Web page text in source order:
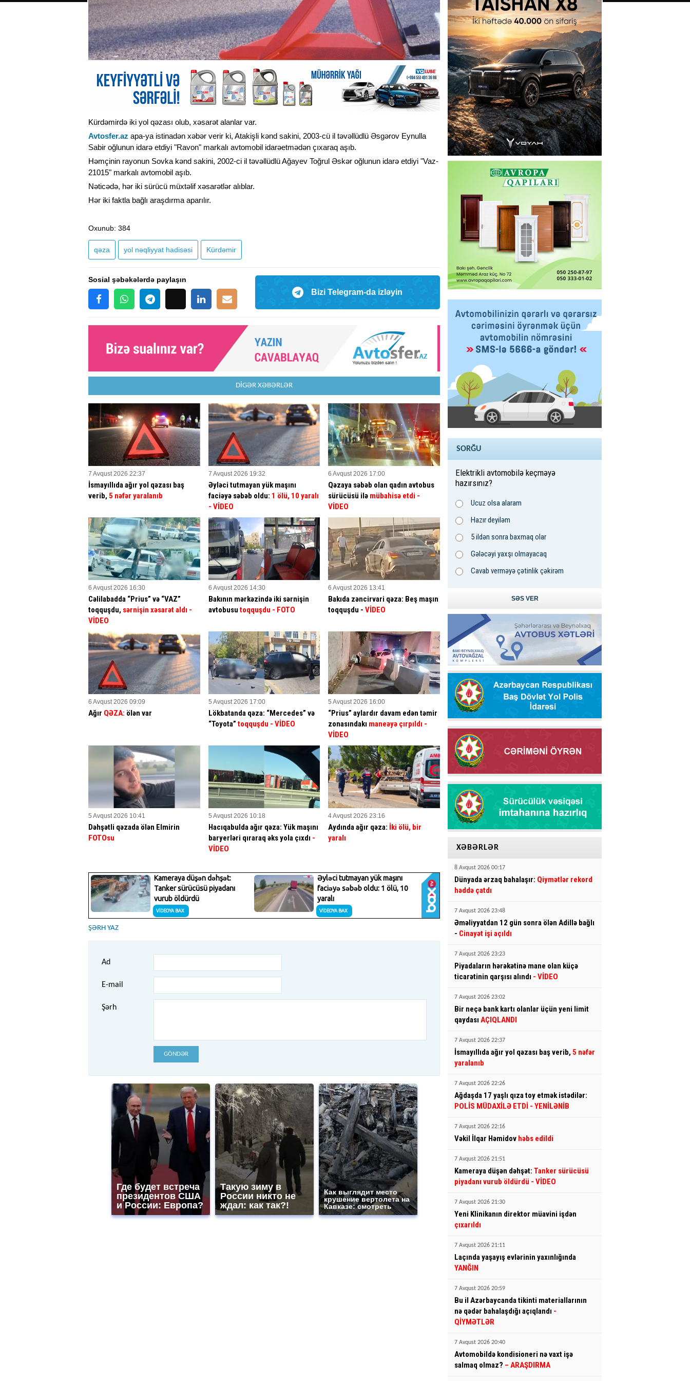
Kürdəmirdə iki yol qəzası olub, xəsarət alanlar var.
Avtosfer.az apa-ya istinadən xəbər verir ki, Atakişli kənd sakini, 2003-cü il təvəllüdlü Əsgərov Eynulla
Sabir oğlunun idarə etdiyi "Ravon" markalı avtomobil idarəetmədən çıxaraq aşıb.
Həmçinin rayonun Sovka kənd sakini, 2002-ci il təvəllüdlü Ağayev Toğrul Əskər oğlunun idarə etdiyi "Vaz-
21015" markalı avtomobil aşıb.
Nəticədə, hər iki sürücü müxtəlif xəsarətlər alıblar.
Hər iki faktla bağlı araşdırma aparılır.
Oxunub: 384
qəza yol nəqliyyat hadisəsi Kürdəmir
Sosial şəbəkələrdə paylaşın
Bizi Telegram-da izləyin
DİGƏR XƏBƏRLƏR
7 Avqust 2026 22:37
İsmayıllıda ağır yol qəzası baş
verib, 5 nəfər yaralanıb
7 Avqust 2026 19:32
Əyləci tutmayan yük maşını
faciəyə səbəb oldu: 1 ölü, 10 yaralı
- VİDEO
6 Avqust 2026 17:00
Qəzaya səbəb olan qadın avtobus
sürücüsü ilə mübahisə etdi -
VİDEO
6 Avqust 2026 16:30
Cəlilabadda “Prius” və “VAZ”
toqquşdu, sərnişin xəsarət aldı -
VİDEO
6 Avqust 2026 14:30
Bakının mərkəzində iki sərnişin
avtobusu toqquşdu - FOTO
6 Avqust 2026 13:41
Bakıda zəncirvari qəza: Beş maşın
toqquşdu -VİDEO
6 Avqust 2026 09:09
Ağır QƏZA: ölən var
5 Avqust 2026 17:00
Lökbatanda qəza: “Mercedes” və
“Toyota” toqquşdu - VİDEO
5 Avqust 2026 16:00
“Prius” aylardır davam edən təmir
zonasındakı maneəyə çırpıldı -
VİDEO
5 Avqust 2026 10:41
Dəhşətli qəzada ölən Elmirin
FOTOsu
5 Avqust 2026 10:18
Hacıqabulda ağır qəza: Yük maşını
baryerləri qıraraq əks yola çıxdı -
VİDEO
4 Avqust 2026 23:16
Aydında ağır qəza: İki ölü, bir
yaralı
ŞƏRH YAZ
Ad
E-mail
Şərh
GÖNDƏR
Где будет встреча
президентов США
и России: Европа?
Такую зиму в
России никто не
ждал: как так?!
Как выглядит место
крушение вертолета на
Кавказе: смотреть
SORĞU
Elektrikli avtomobilə keçməyə
hazırsınız?
Ucuz olsa alaram
Hazır deyiləm
5 ildən sonra baxmaq olar
Gələcəyi yaxşı olmayacaq
Cavab verməyə çətinlik çəkirəm
XƏBƏRLƏR
8 Avqust 2026 00:17
Dünyada ərzaq bahalaşır: Qiymətlər rekord
həddə çatdı
7 Avqust 2026 23:48
Əməliyyatdan 12 gün sonra ölən Adillə bağlı
- Cinayət işi açıldı
7 Avqust 2026 23:23
Piyadaların hərəkətinə mane olan küçə
ticarətinin qarşısı alındı - VİDEO
7 Avqust 2026 23:02
Bir neçə bank kartı olanlar üçün yeni limit
qaydası AÇIQLANDI
7 Avqust 2026 22:37
İsmayıllıda ağır yol qəzası baş verib, 5 nəfər
yaralanıb
7 Avqust 2026 22:26
Ağdaşda 17 yaşlı qıza toy etmək istədilər:
POLİS MÜDAXİLƏ ETDİ - YENİLƏNİB
7 Avqust 2026 22:16
Vəkil İlqar Həmidov həbs edildi
7 Avqust 2026 21:51
Kameraya düşən dəhşət: Tanker sürücüsü
piyadanı vurub öldürdü - VİDEO
7 Avqust 2026 21:30
Yeni Klinikanın direktor müavini işdən
çıxarıldı
7 Avqust 2026 21:11
Laçında yaşayış evlərinin yaxınlığında
YANĞIN
7 Avqust 2026 20:59
Bu il Azərbaycanda tikinti materiallarının
nə qədər bahalaşdığı açıqlandı -
QİYMƏTLƏR
7 Avqust 2026 20:40
Avtomobildə kondisioneri nə vaxt işə
salmaq olmaz? – ARAŞDIRMA